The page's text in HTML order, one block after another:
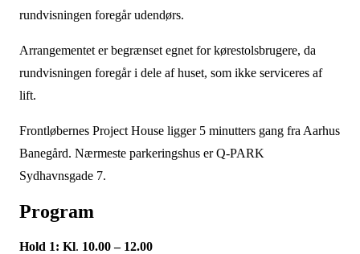
rundvisningen foregår udendørs.
Arrangementet er begrænset egnet for kørestolsbrugere, da
rundvisningen foregår i dele af huset, som ikke serviceres af
lift.
Frontløbernes Project House ligger 5 minutters gang fra Aarhus
Banegård. Nærmeste parkeringshus er Q-PARK
Sydhavnsgade 7.
Program
Hold 1: Kl. 10.00 – 12.00